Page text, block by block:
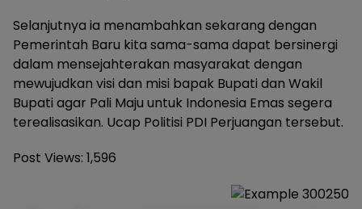
Selanjutnya ia menambahkan sekarang dengan
Pemerintah Baru kita sama-sama dapat bersinergi
dalam mensejahterakan masyarakat dengan
mewujudkan visi dan misi bapak Bupati dan Wakil
Bupati agar Pali Maju untuk Indonesia Emas segera
terealisasikan. Ucap Politisi PDI Perjuangan tersebut.
Post Views: 1,596